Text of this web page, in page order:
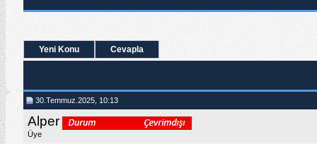
Yeni Konu Cevapla
30.Temmuz.2025, 10:13
Alper
Üye